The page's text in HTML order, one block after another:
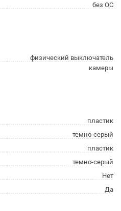
без ОС
физический выключатель
камеры
пластик
темно-серый
пластик
темно-серый
Нет
Да